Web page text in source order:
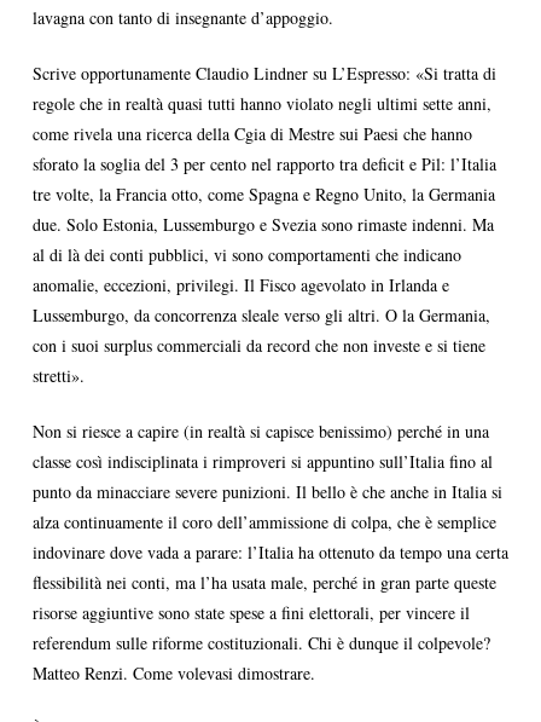
lavagna con tanto di insegnante d’appoggio.
Scrive opportunamente Claudio Lindner su L’Espresso: «Si tratta di
regole che in realtà quasi tutti hanno violato negli ultimi sette anni,
come rivela una ricerca della Cgia di Mestre sui Paesi che hanno
sforato la soglia del 3 per cento nel rapporto tra deficit e Pil: l’Italia
tre volte, la Francia otto, come Spagna e Regno Unito, la Germania
due. Solo Estonia, Lussemburgo e Svezia sono rimaste indenni. Ma
al di là dei conti pubblici, vi sono comportamenti che indicano
anomalie, eccezioni, privilegi. Il Fisco agevolato in Irlanda e
Lussemburgo, da concorrenza sleale verso gli altri. O la Germania,
con i suoi surplus commerciali da record che non investe e si tiene
stretti».
Non si riesce a capire (in realtà si capisce benissimo) perché in una
classe così indisciplinata i rimproveri si appuntino sull’Italia fino al
punto da minacciare severe punizioni. Il bello è che anche in Italia si
alza continuamente il coro dell’ammissione di colpa, che è semplice
indovinare dove vada a parare: l’Italia ha ottenuto da tempo una certa
flessibilità nei conti, ma l’ha usata male, perché in gran parte queste
risorse aggiuntive sono state spese a fini elettorali, per vincere il
referendum sulle riforme costituzionali. Chi è dunque il colpevole?
Matteo Renzi. Come volevasi dimostrare.